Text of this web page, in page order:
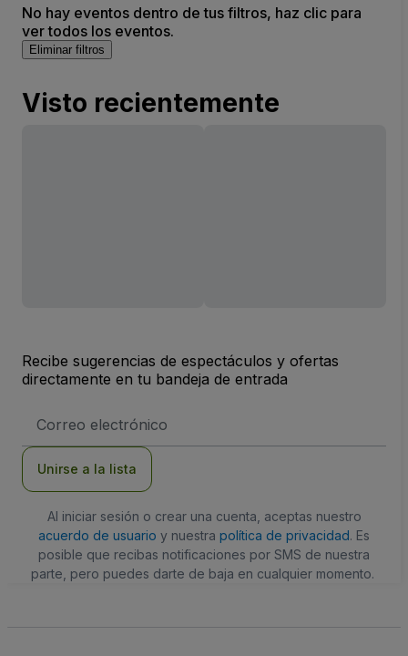
No hay eventos dentro de tus filtros, haz clic para
ver todos los eventos.
Eliminar filtros
Visto recientemente
Recibe sugerencias de espectáculos y ofertas
directamente en tu bandeja de entrada
de
Unirse a la lista
Al iniciar sesión o crear una cuenta, aceptas nuestro
acuerdo de usuario y nuestra política de privacidad. Es
posible que recibas notificaciones por SMS de nuestra
parte, pero puedes darte de baja en cualquier momento.